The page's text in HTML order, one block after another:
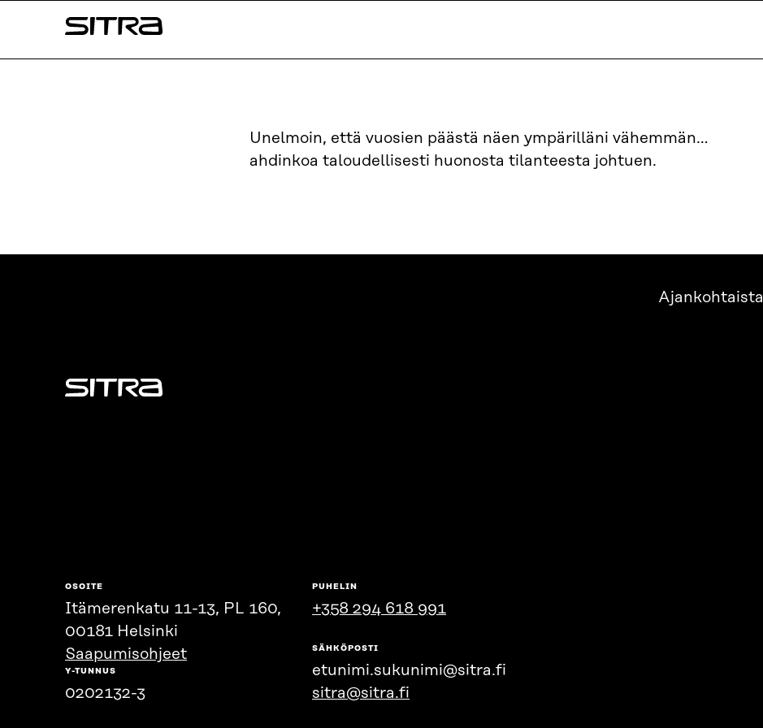
sisältöön
Sitra
Unelmoin, että vuosien päästä näen ympärilläni vähemmän…
ahdinkoa taloudellisesti huonosta tilanteesta johtuen.
Sitra
Ajankohtaista
OSOITE
Itämerenkatu 11-13, PL 160,
00181 Helsinki
Saapumisohjeet
Y-TUNNUS
0202132-3
PUHELIN
+358 294 618 991
SÄHKÖPOSTI
etunimi.sukunimi@sitra.fi
sitra@sitra.fi